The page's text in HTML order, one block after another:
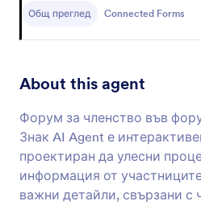
Общ преглед Connected Forms
About this agent
Форум за членство във
Знак AI Agent е
проектиран да улесни
информация от
важни детайли, свързани с